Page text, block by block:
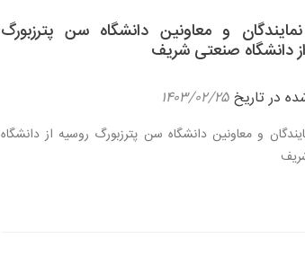
نمایندگان و معاونین دانشگاه سن پترزبورگ
دانشگاه صنعتی شریف
در تاریخ۱۴۰۳/۰۲/۲۵
و معاونین دانشگاه سن پترزبورگ روسیه از دانشگاه